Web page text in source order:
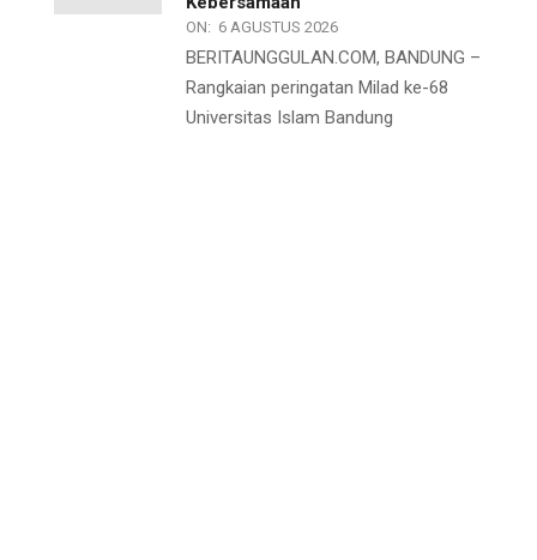
ON: 6 AGUSTUS 2026
BERITAUNGGULAN.COM, BANDUNG –
Rangkaian peringatan Milad ke-68
Universitas Islam Bandung